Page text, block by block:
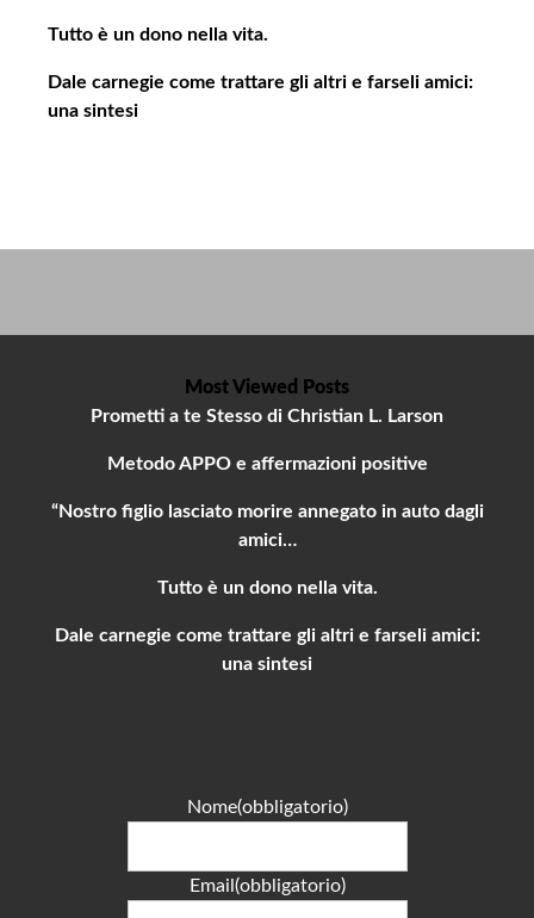
r
t
i
Tutto è un dono nella vita.
Dale carnegie come trattare gli altri e farseli amici:
una sintesi
Most Viewed Posts
Prometti a te Stesso di Christian L. Larson
Metodo APPO e affermazioni positive
“Nostro figlio lasciato morire annegato in auto dagli
amici…
Tutto è un dono nella vita.
Dale carnegie come trattare gli altri e farseli amici:
una sintesi
Nome(obbligatorio)
Email (obbligatorio)